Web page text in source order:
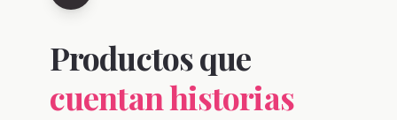
Productos que
cuentan historias